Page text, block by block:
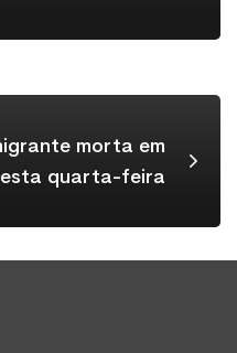
morta em
quarta-feira